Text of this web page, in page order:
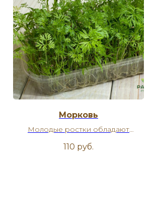
Морковь
Молодые ростки обладают
вкусом и пикантным ароматом.
110 руб.